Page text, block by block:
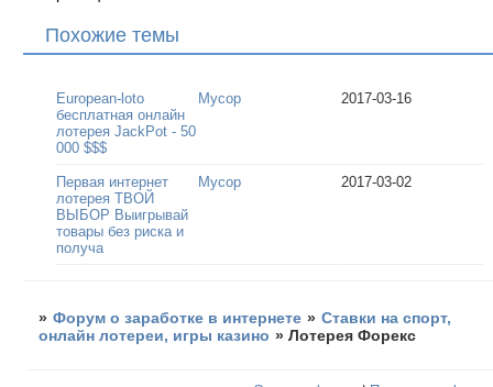
Похожие темы
European-loto
бесплатная онлайн
лотерея JackPot - 50
000 $$$
Мусор 2017-03-16
Первая интернет
лотерея ТВОЙ
ВЫБОР Выигрывай
товары без риска и
получа
Мусор 2017-03-02
» Форум о заработке в интернете » Ставки на спорт,
онлайн лотереи, игры казино »Лотерея Форекс